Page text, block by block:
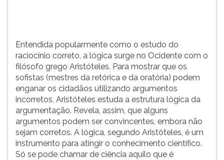
sofistas
(mestres
retórica
oratória)
podem
enganar
Para
pausar
leitura
pressione
(primeira
tecla
esquerda
Entendida popularmente como o estudo do
raciocínio correto, a lógica surge no Ocidente com o
filósofo grego Aristóteles. Para mostrar que os
sofistas (mestres da retórica e da oratória) podem
enganar os cidadãos utilizando argumentos
incorretos, Aristóteles estuda a estrutura lógica da
argumentação. Revela, assim, que alguns
argumentos podem ser convincentes, embora não
sejam corretos. A lógica, segundo Aristóteles, é um
instrumento para atingir o conhecimento científico.
Só se pode chamar de ciência aquilo que é